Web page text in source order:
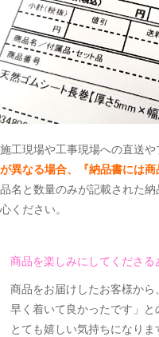
施工現場や工事現場への直送や
が異なる場合、『納品書には商
品名と数量のみが記載された
心ください。
商品を楽しみにしてくださ
商品をお届けしたお客様か
早く着いて良かったです」と
とても嬉しい気持ちになりま